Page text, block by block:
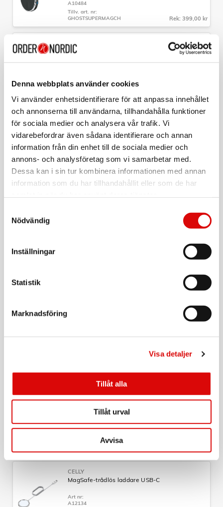
Denna webbplats använder cookies
Vi använder enhetsidentifierare för att anpassa innehållet
och annonserna till användarna, tillhandahålla funktioner
för sociala medier och analysera vår trafik. Vi
vidarebefordrar även sådana identifierare och annan
information från din enhet till de sociala medier och
annons- och analysföretag som vi samarbetar med.
Dessa kan i sin tur kombinera informationen med annan
information som du har tillhandahållit eller som de har
Nödvändig
Inställningar
Statistik
Marknadsföring
Visa detaljer
Tillåt alla
Tillåt urval
Avvisa
av ett mjukt material (TPU), vilket ger bra grepp och skydd.
Svart
A10484
Tillv. art. nr:
GHOSTSUPERMAGCH
Rek: 399,00 kr
CELLY
Magwallet MagSafe-korthållare med 3
Tillv. art. nr:
CELLY
GHOSTMAG Pro MagSafe-bilhållare för
fläktgaller Aluminium
Art nr:
A10483
GHOSTMAGPROBK
Rek: 249,00 kr
CELLY
Rek: 349,00 kr
Trådlös laddare Qi2 15W
CELLY
Ghostmag MagSafe-bilhållare för vindrutan
Art nr:
CELLY
MagSafe-trådlös laddare USB-C
Art nr:
A12134